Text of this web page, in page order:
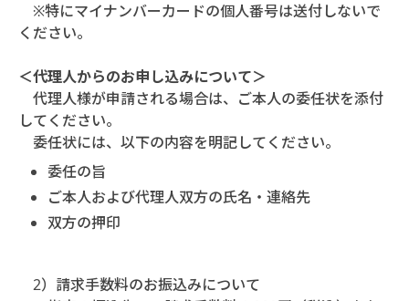
※特にマイナンバーカードの個人番号は送付しないで
ください。
＜代理人からのお申し込みについて＞
代理人様が申請される場合は、ご本人の委任状を添付
してください。
委任状には、以下の内容を明記してください。
委任の旨
ご本人および代理人双方の氏名・連絡先
双方の押印
2）請求手数料のお振込みについて